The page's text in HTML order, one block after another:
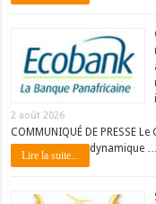
2 août 2026
COMMUNIQUÉ DE PRESSE
dynamique …
Lire la suite...